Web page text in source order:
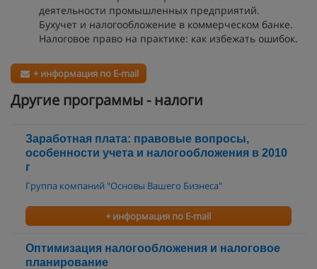
деятельности промышленных предприятий.
Бухучет и налогообложение в коммерческом банке.
Налоговое право на практике: как избежать ошибок.
+ информация по E-mail
Другие программы - налоги
Заработная плата: правовые вопросы,
особенности учета и налогообложения в 2010
г
Группа компаний "Основы Вашего Бизнеса"
+ информация по E-mail
Оптимизация налогообложения и налоговое
планирование